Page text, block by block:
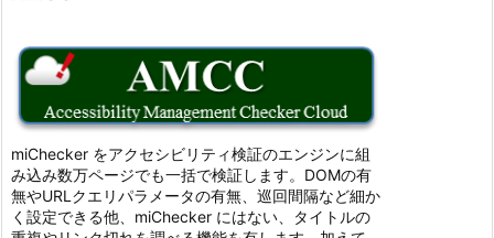
miChecker をアクセシビリティ検証のエンジンに組
み込み数万ページでも一括で検証します。DOMの有
無やURLクエリパラメータの有無、巡回間隔など細か
く設定できる他、miChecker にはない、タイトルの